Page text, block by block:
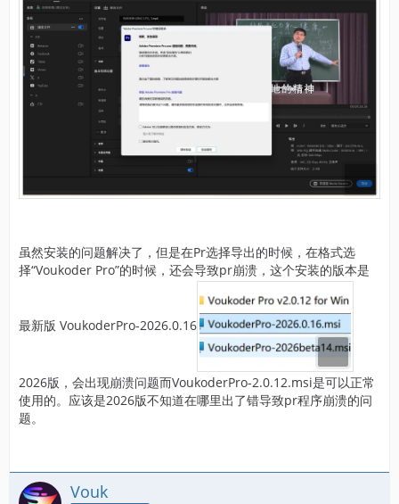
虽然安装的问题解决了，但是在Pr选择导出的时候，在格式选
择“Voukoder Pro”的时候，还会导致pr崩溃，这个安装的版本是
最新版 VoukoderPro-2026.0.16
2026版，会出现崩溃问题而VoukoderPro-2.0.12.msi是可以正常
使用的。应该是2026版不知道在哪里出了错导致pr程序崩溃的问
题。
Vouk